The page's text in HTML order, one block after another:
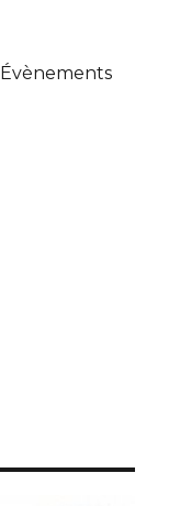
Évènements